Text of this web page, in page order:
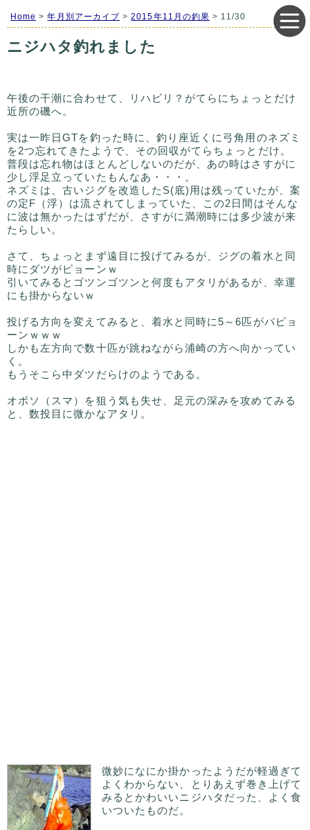
Home >年月別アーカイブ >2015年11月の釣果 > 11/30
ニジハタ釣れました
午後の干潮に合わせて、リハビリ？がてらにちょっとだけ
近所の磯へ。
実は一昨日GTを釣った時に、釣り座近くに弓角用のネズミ
を2つ忘れてきたようで、その回収がてらちょっとだけ。
普段は忘れ物はほとんどしないのだが、あの時はさすがに
少し浮足立っていたもんなあ・・・。
ネズミは、古いジグを改造したS(底)用は残っていたが、案
の定F（浮）は流されてしまっていた、この2日間はそんな
に波は無かったはずだが、さすがに満潮時には多少波が来
たらしい。
さて、ちょっとまず遠目に投げてみるが、ジグの着水と同
時にダツがピョーンｗ
引いてみるとゴツンゴツンと何度もアタリがあるが、幸運
にも掛からないｗ
投げる方向を変えてみると、着水と同時に5～6匹がバピョ
ーンｗｗｗ
しかも左方向で数十匹が跳ねながら浦崎の方へ向かってい
く。
もうそこら中ダツだらけのようである。
オボソ（スマ）を狙う気も失せ、足元の深みを攻めてみる
と、数投目に微かなアタリ。
微妙になにか掛かったようだが軽過ぎて
よくわからない、とりあえず巻き上げて
みるとかわいいニジハタだった、よく食
いついたものだ。